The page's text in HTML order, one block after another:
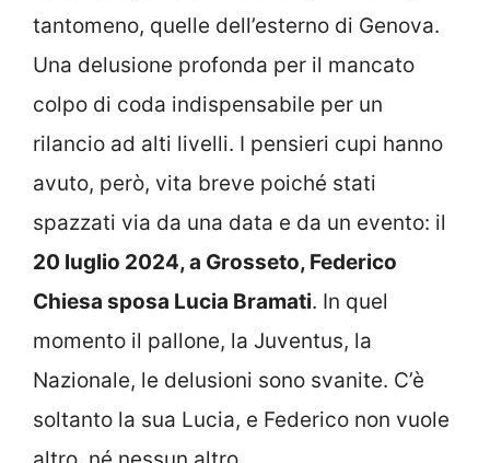
tantomeno, quelle dell’esterno di Genova.
Una delusione profonda per il mancato
colpo di coda indispensabile per un
rilancio ad alti livelli. I pensieri cupi hanno
avuto, però, vita breve poiché stati
spazzati via da una data e da un evento: il
20 luglio 2024, a Grosseto, Federico
Chiesa sposa Lucia Bramati. In quel
momento il pallone, la Juventus, la
Nazionale, le delusioni sono svanite. C’è
soltanto la sua Lucia, e Federico non vuole